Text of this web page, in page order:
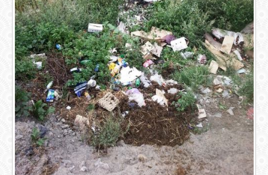
TWITTER
FACEBOOK